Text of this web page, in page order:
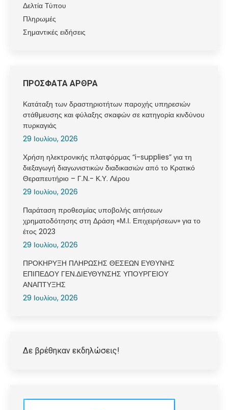
Δελτία Τύπου
Πληρωμές
Σημαντικές ειδήσεις
ΠΡΟΣΦΑΤΑ ΑΡΘΡΑ
Κατάταξη των δραστηριοτήτων παροχής υπηρεσιών
στάθμευσης και φύλαξης σκαφών σε κατηγορία κινδύνου
πυρκαγιάς
29 Ιουλίου, 2026
Χρήση ηλεκτρονικής πλατφόρμας “i-supplies” για τη
διεξαγωγή διαγωνιστικών διαδικασιών από το Κρατικό
Θεραπευτήριο – Γ.Ν.- Κ.Υ. Λέρου
29 Ιουλίου, 2026
Παράταση προθεσμίας υποβολής αιτήσεων
χρηματοδότησης στη Δράση «Μ.Ι. Επιχειρήσεων» για το
έτος 2023
29 Ιουλίου, 2026
ΠΡΟΚΗΡΥΞΗ ΠΛΗΡΩΣΗΣ ΘΕΣΕΩΝ ΕΥΘΥΝΗΣ
ΕΠΙΠΕΔΟΥ ΓΕΝ.ΔΙΕΥΘΥΝΣΗΣ ΥΠΟΥΡΓΕΙΟΥ
ΑΝΑΠΤΥΞΗΣ
29 Ιουλίου, 2026
Δε βρέθηκαν εκδηλώσεις!